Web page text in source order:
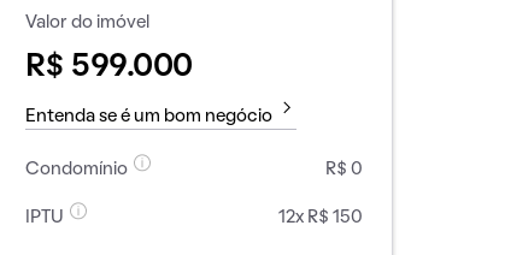
Valor do imóvel
R$ 599.000
Entenda se é um bom negócio
Condomínio R$ 0
IPTU 12x R$ 150